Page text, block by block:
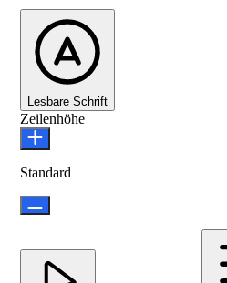
Lesbare Schrift
Zeilenhöhe
Standard